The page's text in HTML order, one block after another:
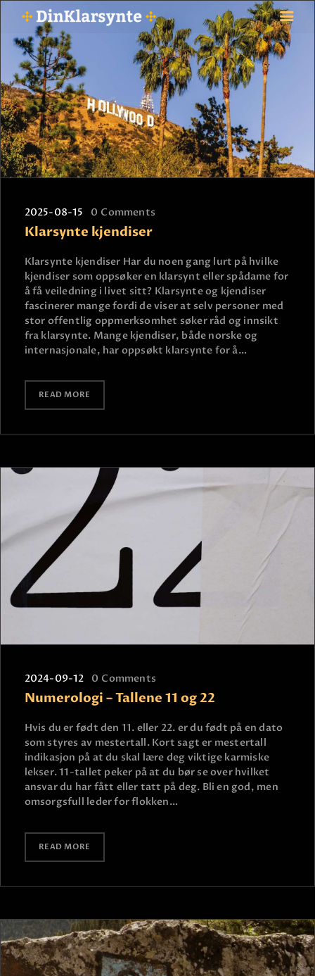
FORSIDE
ASTROLOGI
STJERNETEGN
TAROTKORT
KLARSYNTE
BETALING
VIPPS
JOBBE SOM KLARSYNT
FAQ
KONTAKT OSS
2025-08-15 0 Comments
Klarsynte kjendiser
Klarsynte kjendiser Har du noen gang lurt på hvilke
kjendiser som oppsøker en klarsynt eller spådame for
å få veiledning i livet sitt? Klarsynte og kjendiser
fascinerer mange fordi de viser at selv personer med
stor offentlig oppmerksomhet søker råd og innsikt
fra klarsynte. Mange kjendiser, både norske og
internasjonale, har oppsøkt klarsynte for å…
READ MORE
2024-09-12 0 Comments
Numerologi – Tallene 11 og 22
Hvis du er født den 11. eller 22. er du født på en dato
som styres av mestertall. Kort sagt er mestertall
indikasjon på at du skal lære deg viktige karmiske
lekser. 11-tallet peker på at du bør se over hvilket
ansvar du har fått eller tatt på deg. Bli en god, men
omsorgsfull leder for flokken…
READ MORE